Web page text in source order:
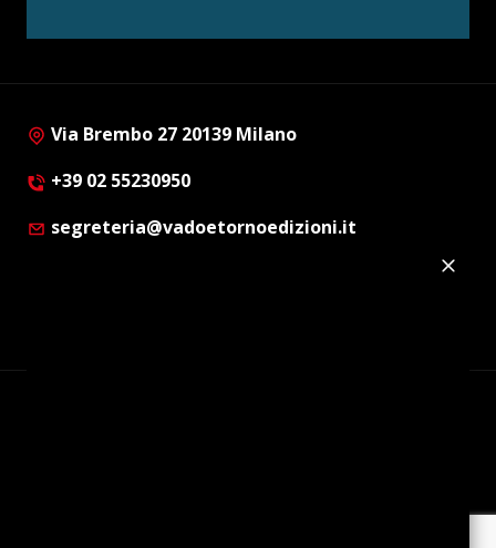
Via Brembo 27 20139 Milano
+39 02 55230950
segreteria@vadoetornoedizioni.it